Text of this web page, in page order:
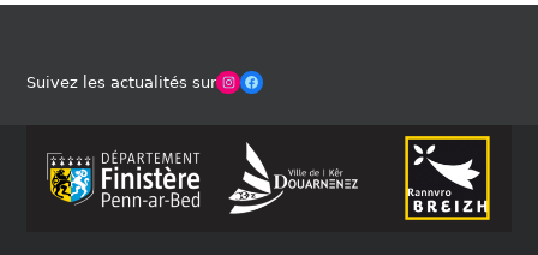
Suivez les actualités surWinches Club OfficielFacebook